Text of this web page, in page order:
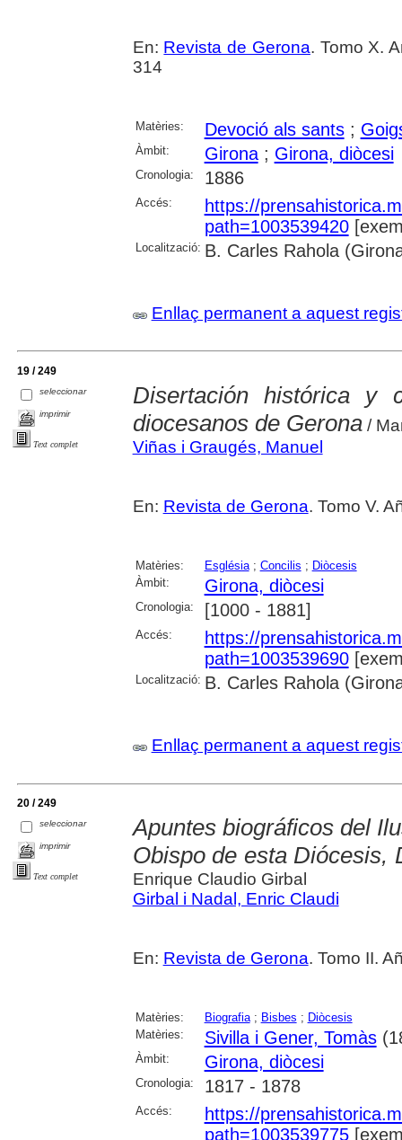
En: Revista de Gerona. Tomo X.
314
Matèries: Devoció als sants;
Àmbit: Girona; Girona, diòcesi
Cronologia: 1886
Accés:
https://
path=1003539420
Localització: B. Carles Rahola
Enllaç permanent a aquest
19 / 249
seleccionar
imprimir
Text complet
Disertación histórica y
diocesanos de Gerona/
Viñas i Graugés, Manuel
En: Revista de Gerona. Tomo V.
Matèries: Església; Concilis ; Diòcesis
Àmbit:
Girona, diòcesi
Cronologia: [1000 - 1881]
Accés:
https://
path=1003539690
Localització: B. Carles Rahola
Enllaç permanent a aquest
20 / 249
seleccionar
imprimir
Text complet
Apuntes biográficos del
Obispo de esta Diócesis,
Enrique Claudio Girbal
Girbal i Nadal, Enric Claudi
En: Revista de Gerona. Tomo II.
Matèries: Biografia; Bisbes ; Diòcesis
Matèries:
Sivilla i Gener, Tomàs
Àmbit: Girona, diòcesi
Cronologia: 1817 - 1878
Accés:
https://
path=1003539775